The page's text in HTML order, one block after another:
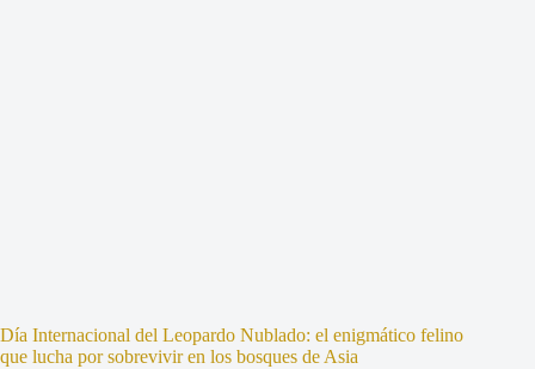
Día Internacional del Leopardo Nublado: el enigmático felino
que lucha por sobrevivir en los bosques de Asia